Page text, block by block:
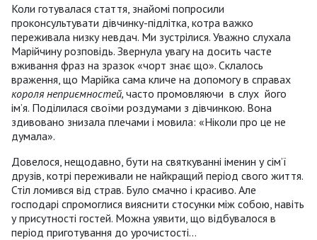
Коли готувалася стаття, знайомі попросили
проконсультувати дівчинку-підлітка, котра важко
переживала низку невдач. Ми зустрілися. Уважно слухала
Марійчину розповідь. Звернула увагу на досить часте
вживання фраз на зразок «чорт знає що». Склалось
враження, що Марійка сама кличе на допомогу в справах
короля неприємностей, часто промовляючи в слух його
ім’я. Поділилася своїми роздумами з дівчинкою. Вона
здивовано знизала плечами і мовила: «Ніколи про це не
думала».
Довелося, нещодавно, бути на святкуванні іменин у сім’ї
друзів, котрі переживали не найкращий період свого життя.
Стіл ломився від страв. Було смачно і красиво. Але
господарі спромоглися вияснити стосунки між собою, навіть
у присутності гостей. Можна уявити, що відбувалося в
період приготування до урочистості...